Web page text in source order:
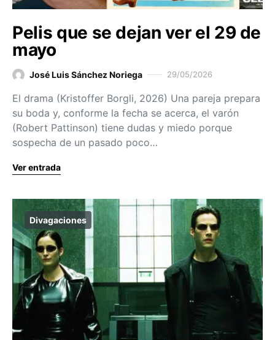
Pelis que se dejan ver el 29 de
mayo
José Luis Sánchez Noriega 29/05/2026
El drama (Kristoffer Borgli, 2026) Una pareja prepara
su boda y, conforme la fecha se acerca, el varón
(Robert Pattinson) tiene dudas y miedo porque
sospecha de un pasado poco…
Ver entrada
Divagaciones